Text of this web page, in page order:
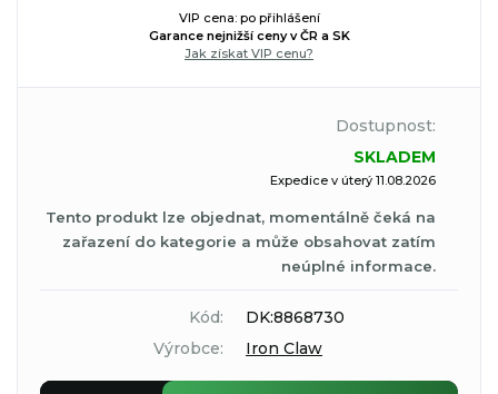
VIP cena: po přihlášení
Garance nejnižší ceny v ČR a SK
Jak získat VIP cenu?
Dostupnost:
SKLADEM
Expedice v úterý 11.08.2026
Tento produkt lze objednat, momentálně čeká na
zařazení do kategorie a může obsahovat zatím
neúplné informace.
Kód:
DK:8868730
Výrobce:
Iron Claw